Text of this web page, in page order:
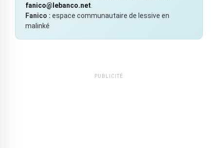
fanico@lebanco.net
Fanico : espace communautaire de lessive en
malinké
PUBLICITÉ